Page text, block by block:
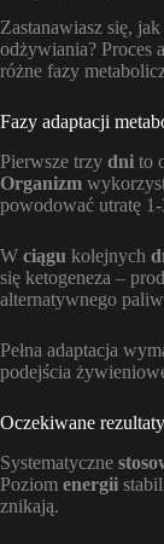
Zastanawiasz się,
odżywiania? Proces
różne fazy
Fazy adaptacji
Pierwsze trzy dni to
Organizm
powodować utratę
W ciągu kolejnych
się ketogeneza –
alternatywnego
Pełna adaptacja
podejścia
Oczekiwane
Systematyczne
Poziom energii
znikają.